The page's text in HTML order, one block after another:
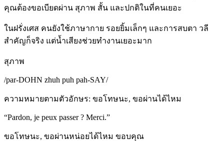
คุณต้องขอเบียดผ่าน สุภาพ สั้น และปกติในที่คนเยอะ
ในฝรั่งเศส คนยังใช้ภาษากาย รอยยิ้มเล็กๆ และการสบตา วลี
สำคัญก็จริง แต่น้ำเสียงช่วยทำงานเยอะมาก
สุภาพ
/par-DOHN zhuh puh pah-SAY/
ความหมายตามตัวอักษร: ขอโทษนะ, ขอผ่านได้ไหม
“Pardon, je peux passer ? Merci.”
ขอโทษนะ, ขอผ่านหน่อยได้ไหม ขอบคุณ